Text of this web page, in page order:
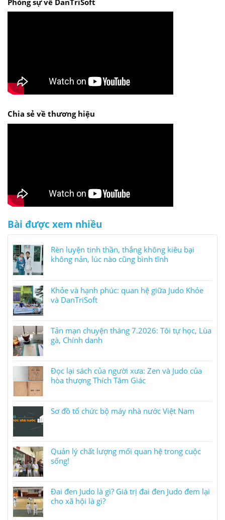
Chia sẻ về thương hiệu
Bài được xem nhiều
Rèn luyện tinh thần, thắng không kiêu bại
không nản, lúc nào cũng bình tĩnh
Khỏe và hạnh phúc: quan hệ giữa Judo Khỏe
và DanTriSoft
Tản mạn chuyện tháng 7.2026: Tôi tự học, Lùa
gà, Chính danh
Đọc lại sách của người xưa: Zen và Judo của
hòa thượng Thích Tâm Giác
Sơ đồ tổ chức bộ máy nhà nước Việt Nam
Quản lý chất lượng mối quan hệ trong cuộc
sống!
Đai đen Judo là gì? Giá trị đai đen Judo đem lại
cho xã hội là gì?